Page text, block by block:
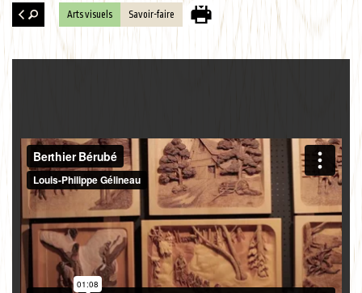
Arts visuels Savoir-faire